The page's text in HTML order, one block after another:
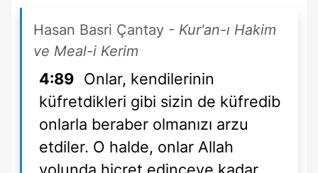
Hasan Basri Çantay - Kur'an-ı Hakim
ve Meal-i Kerim
4:89 Onlar, kendilerinin
küfretdikleri gibi sizin de küfredib
onlarla beraber olmanızı arzu
etdiler. O halde, onlar Allah